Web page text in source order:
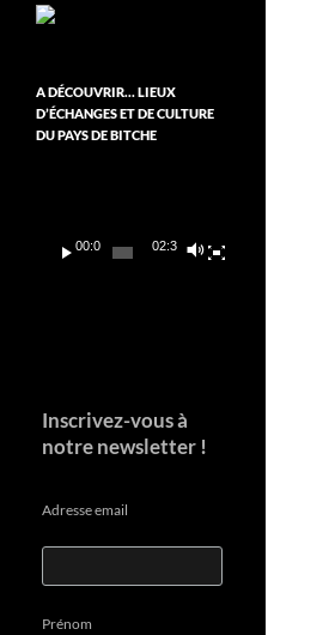
A DÉCOUVRIR… LIEUX
D’ÉCHANGES ET DE CULTURE
DU PAYS DE BITCHE
00:00 02:37
Inscrivez-vous à
notre newsletter !
Adresse email
Prénom